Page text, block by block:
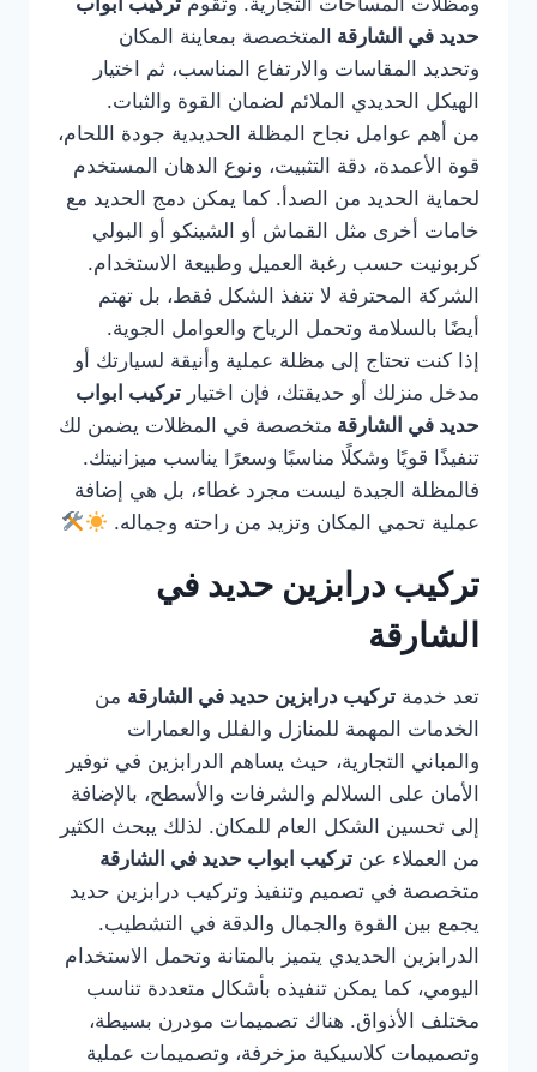
حديد في الشارقة المتخصصة بمعاينة المكان
وتحديد المقاسات والارتفاع المناسب، ثم اختيار
الهيكل الحديدي الملائم لضمان القوة والثبات.
من أهم عوامل نجاح المظلة الحديدية جودة اللحام،
قوة الأعمدة، دقة التثبيت، ونوع الدهان المستخدم
لحماية الحديد من الصدأ. كما يمكن دمج الحديد مع
خامات أخرى مثل القماش أو الشينكو أو البولي
كربونيت حسب رغبة العميل وطبيعة الاستخدام.
الشركة المحترفة لا تنفذ الشكل فقط، بل تهتم
أيضًا بالسلامة وتحمل الرياح والعوامل الجوية.
إذا كنت تحتاج إلى مظلة عملية وأنيقة لسيارتك أو
مدخل منزلك أو حديقتك، فإن اختيار تركيب ابواب
حديد في الشارقة متخصصة في المظلات يضمن لك
تنفيذًا قويًا وشكلًا مناسبًا وسعرًا يناسب ميزانيتك.
فالمظلة الجيدة ليست مجرد غطاء، بل هي إضافة
عملية تحمي المكان وتزيد من راحته وجماله.
تركيب درابزين حديد في
الشارقة
تعد خدمة تركيب درابزين حديد في الشارقة من
الخدمات المهمة للمنازل والفلل والعمارات
والمباني التجارية، حيث يساهم الدرابزين في توفير
الأمان على السلالم والشرفات والأسطح، بالإضافة
إلى تحسين الشكل العام للمكان. لذلك يبحث الكثير
من العملاء عن تركيب ابواب حديد في الشارقة
متخصصة في تصميم وتنفيذ وتركيب درابزين حديد
يجمع بين القوة والجمال والدقة في التشطيب.
الدرابزين الحديدي يتميز بالمتانة وتحمل الاستخدام
اليومي، كما يمكن تنفيذه بأشكال متعددة تناسب
مختلف الأذواق. هناك تصميمات مودرن بسيطة،
وتصميمات كلاسيكية مزخرفة، وتصميمات عملية